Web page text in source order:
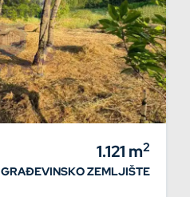
1.121 m2
GRAĐEVINSKO ZEMLJIŠTE